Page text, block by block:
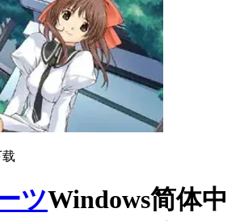
载
ツWindows简体中